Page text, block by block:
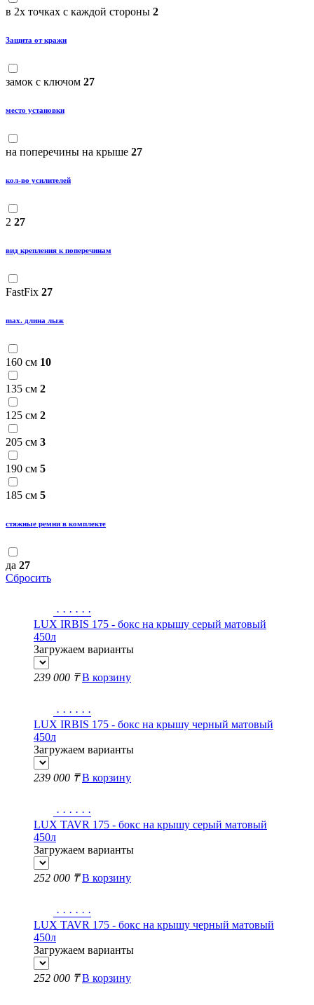
в 2х точках с каждой стороны 2
Защита от кражи
замок с ключом 27
место установки
на поперечины на крыше 27
кол-во усилителей
2 27
вид крепления к поперечинам
FastFix 27
max. длина лыж
160 см 10
135 см 2
125 см 2
205 см 3
190 см 5
185 см 5
стяжные ремни в комплекте
да 27
Сбросить
· · · · · ·
LUX IRBIS 175 - бокс на крышу серый матовый
450л
Загружаем варианты
239 000 ₸ В корзину
· · · · · ·
LUX IRBIS 175 - бокс на крышу черный матовый
450л
Загружаем варианты
239 000 ₸ В корзину
· · · · · ·
LUX TAVR 175 - бокс на крышу серый матовый
450л
Загружаем варианты
252 000 ₸ В корзину
· · · · · ·
LUX TAVR 175 - бокс на крышу черный матовый
450л
Загружаем варианты
252 000 ₸ В корзину